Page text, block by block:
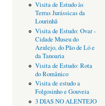
Visita de Estudo às
Terras Jurássicas da
Lourinhã
Visita de Estudo: Ovar -
Cidade Museu do
Azulejo, do Pão de Ló e
da Tanoaria
Visita de Estudo: Rota
do Românico
Visita de estudo a
Folgosinho e Gouveia
3 DIAS NO ALENTEJO